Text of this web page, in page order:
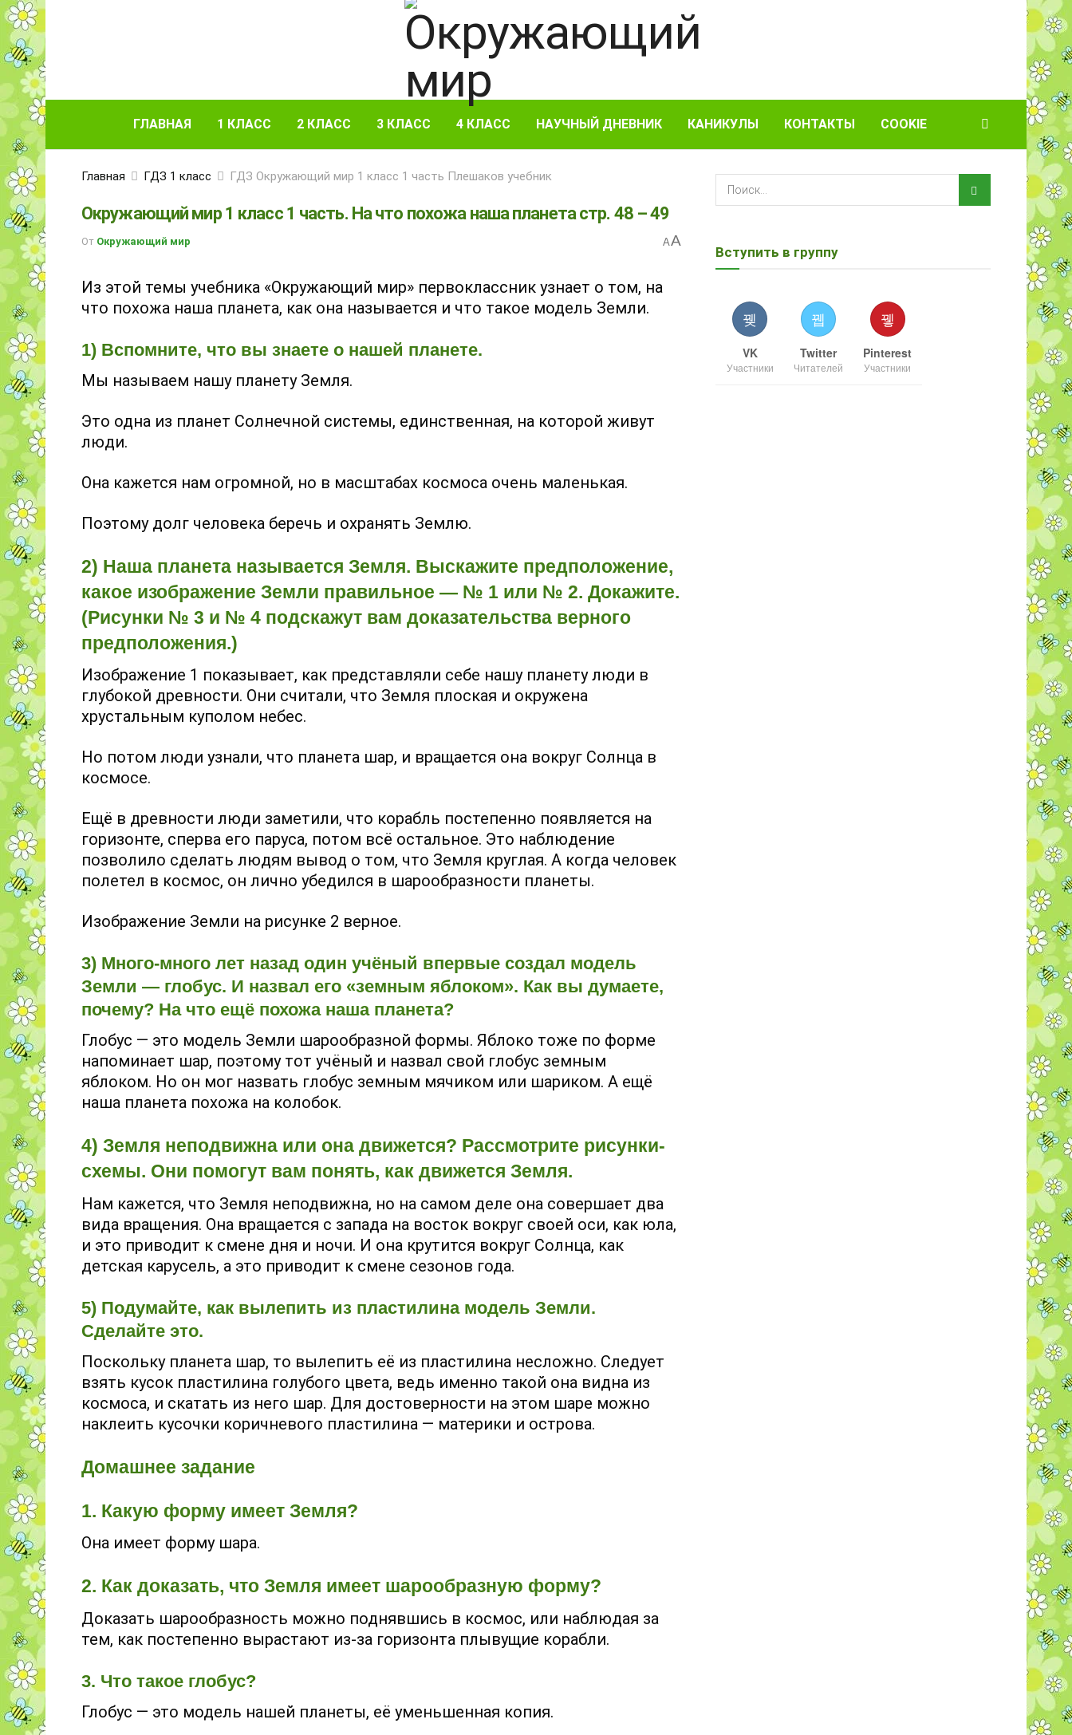
ГЛАВНАЯ 1 КЛАСС 2 КЛАСС 3 КЛАСС 4 КЛАСС НАУЧНЫЙ ДНЕВНИК КАНИКУЛЫ КОНТАКТЫ COOKIE
Главная ГДЗ 1 класс ГДЗ Окружающий мир 1 класс 1 часть Плешаков учебник
Окружающий мир 1 класс 1 часть. На что похожа наша планета стр. 48 – 49
От Окружающий мир AA
Из этой темы учебника «Окружающий мир» первоклассник узнает о том, на
что похожа наша планета, как она называется и что такое модель Земли.
1) Вспомните, что вы знаете о нашей планете.
Мы называем нашу планету Земля.
Это одна из планет Солнечной системы, единственная, на которой живут
люди.
Она кажется нам огромной, но в масштабах космоса очень маленькая.
Поэтому долг человека беречь и охранять Землю.
2) Наша планета называется Земля. Выскажите предположение,
какое изображение Земли правильное — № 1 или № 2. Докажите.
(Рисунки № 3 и № 4 подскажут вам доказательства верного
предположения.)
Изображение 1 показывает, как представляли себе нашу планету люди в
глубокой древности. Они считали, что Земля плоская и окружена
хрустальным куполом небес.
Но потом люди узнали, что планета шар, и вращается она вокруг Солнца в
космосе.
Ещё в древности люди заметили, что корабль постепенно появляется на
горизонте, сперва его паруса, потом всё остальное. Это наблюдение
позволило сделать людям вывод о том, что Земля круглая. А когда человек
полетел в космос, он лично убедился в шарообразности планеты.
Изображение Земли на рисунке 2 верное.
3) Много-много лет назад один учёный впервые создал модель
Земли — глобус. И назвал его «земным яблоком». Как вы думаете,
почему? На что ещё похожа наша планета?
Глобус — это модель Земли шарообразной формы. Яблоко тоже по форме
напоминает шар, поэтому тот учёный и назвал свой глобус земным
яблоком. Но он мог назвать глобус земным мячиком или шариком. А ещё
наша планета похожа на колобок.
4) Земля неподвижна или она движется? Рассмотрите рисунки-
схемы. Они помогут вам понять, как движется Земля.
Нам кажется, что Земля неподвижна, но на самом деле она совершает два
вида вращения. Она вращается с запада на восток вокруг своей оси, как юла,
и это приводит к смене дня и ночи. И она крутится вокруг Солнца, как
детская карусель, а это приводит к смене сезонов года.
5) Подумайте, как вылепить из пластилина модель Земли.
Сделайте это.
Поскольку планета шар, то вылепить её из пластилина несложно. Следует
взять кусок пластилина голубого цвета, ведь именно такой она видна из
космоса, и скатать из него шар. Для достоверности на этом шаре можно
наклеить кусочки коричневого пластилина — материки и острова.
Домашнее задание
1. Какую форму имеет Земля?
Она имеет форму шара.
2. Как доказать, что Земля имеет шарообразную форму?
Доказать шарообразность можно поднявшись в космос, или наблюдая за
тем, как постепенно вырастают из-за горизонта плывущие корабли.
3. Что такое глобус?
Глобус — это модель нашей планеты, её уменьшенная копия.
Вступить в группу
VK
Участники
Twitter
Читателей
Pinterest
Участники